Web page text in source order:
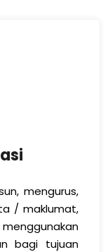
mengurus,
/ maklumat,
bagi tujuan